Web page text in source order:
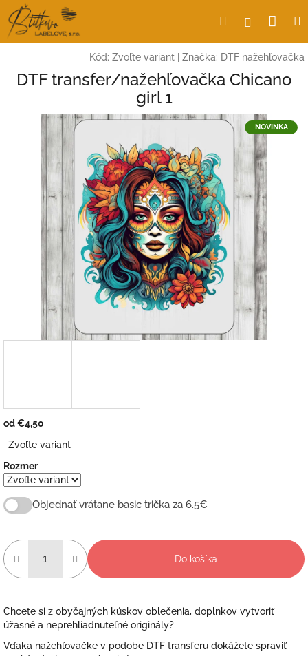
Prejsť
na
obsah
Hľadať
Kód: Zvoľte variant Značka: DTF nažehľovačka
DTF transfer/nažehľovačka Chicano
girl 1
NOVINKA
od€4,50
cena:
Zvoľte variant
Rozmer
Objednať vrátane basic trička za 6.5€
Do košíka
Chcete si z obyčajných kúskov oblečenia, doplnkov vytvoriť
úžasné a neprehliadnuteľné originály?
Vďaka nažehľovačke v podobe DTF transferu dokážete spraviť